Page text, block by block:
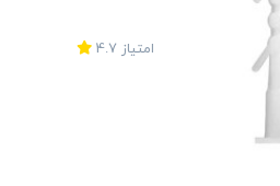
امتیاز 4.7